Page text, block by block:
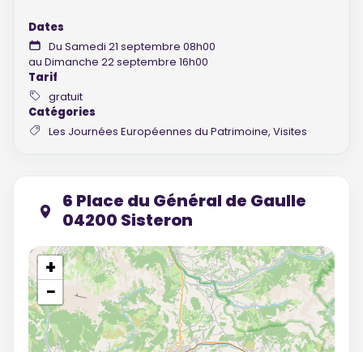
Dates
Du Samedi 21 septembre 08h00
au Dimanche 22 septembre 16h00
Tarif
gratuit
Catégories
Les Journées Européennes du Patrimoine, Visites
6 Place du Général de Gaulle
04200 Sisteron
+
−